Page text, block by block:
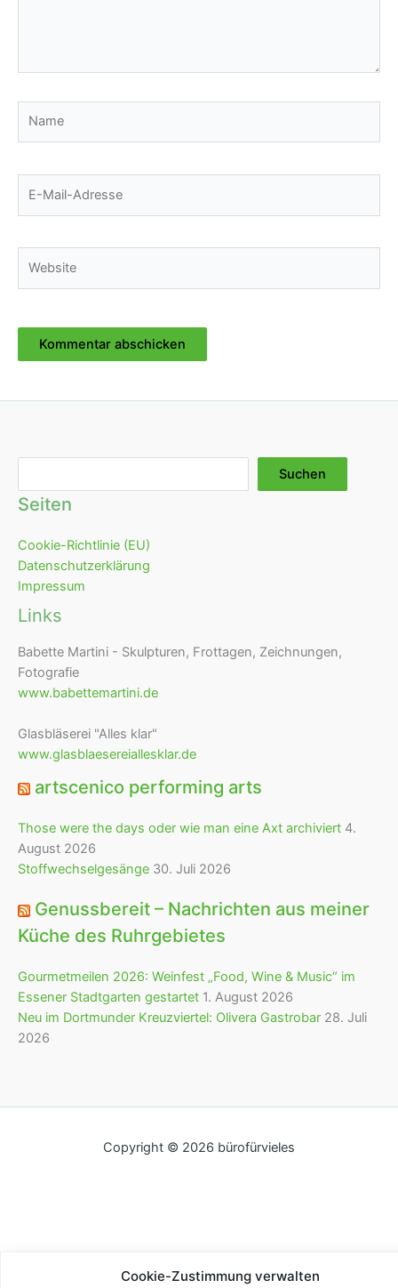
Cookie-Zustimmung verwalten
Mail-
Suchen
Seiten
Cookie-Richtlinie (EU)
Datenschutzerklärung
Impressum
Links
Babette Martini - Skulpturen, Frottagen, Zeichnungen,
Fotografie
www.babettemartini.de
Glasbläserei "Alles klar"
www.glasblaesereiallesklar.de
artscenico performing arts
Those were the days oder wie man eine Axt archiviert 4.
August 2026
Stoffwechselgesänge 30. Juli 2026
Genussbereit – Nachrichten aus meiner
Küche des Ruhrgebietes
Gourmetmeilen 2026: Weinfest „Food, Wine & Music“ im
Essener Stadtgarten gestartet 1. August 2026
Neu im Dortmunder Kreuzviertel: Olivera Gastrobar 28. Juli
2026
Copyright © 2026 bürofürvieles